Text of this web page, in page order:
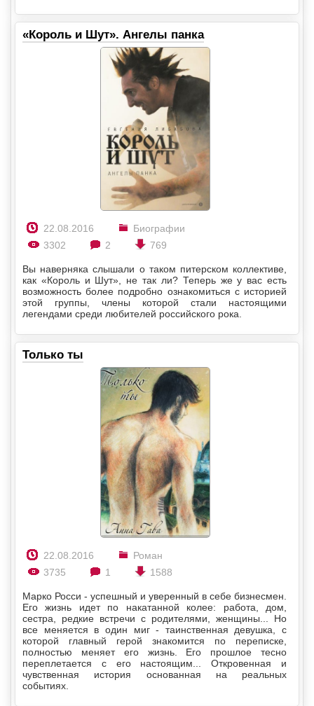
«Король и Шут». Ангелы панка
22.08.2016
Биографии
3302
2 769
Вы наверняка слышали о таком питерском коллективе,
как «Король и Шут», не так ли? Теперь же у вас есть
возможность более подробно ознакомиться с историей
этой группы, члены которой стали настоящими
легендами среди любителей российского рока.
Только ты
22.08.2016
Роман
3735
1 1588
Марко Росси - успешный и уверенный в себе бизнесмен.
Его жизнь идет по накатанной колее: работа, дом,
сестра, редкие встречи с родителями, женщины... Но
все меняется в один миг - таинственная девушка, с
которой главный герой знакомится по переписке,
полностью меняет его жизнь. Его прошлое тесно
переплетается с его настоящим... Откровенная и
чувственная история основанная на реальных
событиях.